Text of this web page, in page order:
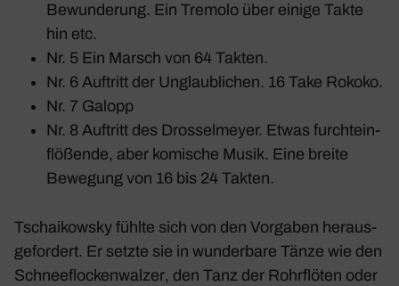
Bewun­de­rung. Ein Tremolo über einige Takte
hin etc.
Nr. 5 Ein Marsch von 64 Takten.
Nr. 6 Auftritt der Unglaub­li­chen. 16 Take Rokoko.
Nr. 7 Galopp
Nr. 8 Auftritt des Dros­sel­meyer. Etwas furcht­ein­
flö­ßende, aber komi­sche Musik. Eine breite
Bewe­gung von 16 bis 24 Takten.
Tschai­kowsky fühlte sich von den Vorgaben heraus­
ge­for­dert. Er setzte sie in wunder­bare Tänze wie den
Schnee­flo­cken­walzer, den Tanz der Rohr­flöten oder